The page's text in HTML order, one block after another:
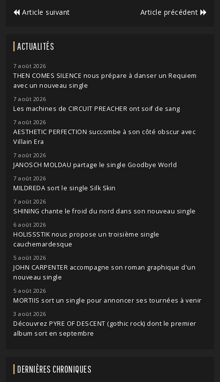
Article suivant Article précédent
ACTUALITÉS
7 août 2026
THEN COMES SILENCE nous prépare à danser un Requiem
avec un nouveau single
7 août 2026
Les machines de CIRCUIT PREACHER ont soif de sang
7 août 2026
AESTHETIC PERFECTION succombe à son côté obscur avec
Villain Era
7 août 2026
JANOSCH MOLDAU partage le single Goodbye World
7 août 2026
MILDREDA sort le single Silk Skin
7 août 2026
SHINING chante le froid du nord dans son nouveau single
6 août 2026
HOLISSSTIK nous propose un troisième single
cauchemardesque
5 août 2026
JOHN CARPENTER accompagne son roman graphique d'un
nouveau single
5 août 2026
MORTIIS sort un single pour annoncer ses tournées à venir
3 août 2026
Découvrez PYRE OF DESCENT (gothic rock) dont le premier
album sort en septembre
DERNIÈRES CHRONIQUES